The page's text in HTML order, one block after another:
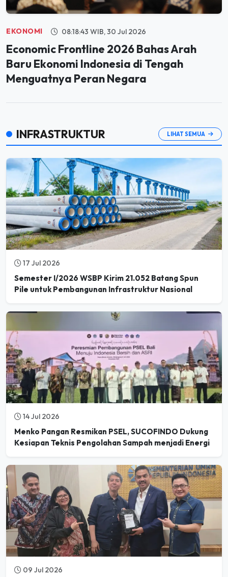
EKONOMI 08:18:43 WIB, 30 Jul 2026
Economic Frontline 2026 Bahas Arah
Baru Ekonomi Indonesia di Tengah
Menguatnya Peran Negara
INFRASTRUKTUR LIHAT SEMUA
17 Jul 2026
Semester I/2026 WSBP Kirim 21.052 Batang Spun
Pile untuk Pembangunan Infrastruktur Nasional
14 Jul 2026
Menko Pangan Resmikan PSEL, SUCOFINDO Dukung
Kesiapan Teknis Pengolahan Sampah menjadi Energi
09 Jul 2026